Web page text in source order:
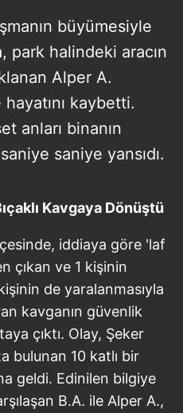
büyümesiyle
park halindeki aracın
Alper A.
hayatını kaybetti.
anları binanın
saniye yansıdı.
Kavgaya Dönüştü
iddiaya göre 'laf
çıkan ve 1 kişinin
de yaralanmasıyla
kavganın güvenlik
çıktı. Olay, Şeker
bulunan 10 katlı bir
geldi. Edinilen bilgiye
B.A. ile Alper A.,